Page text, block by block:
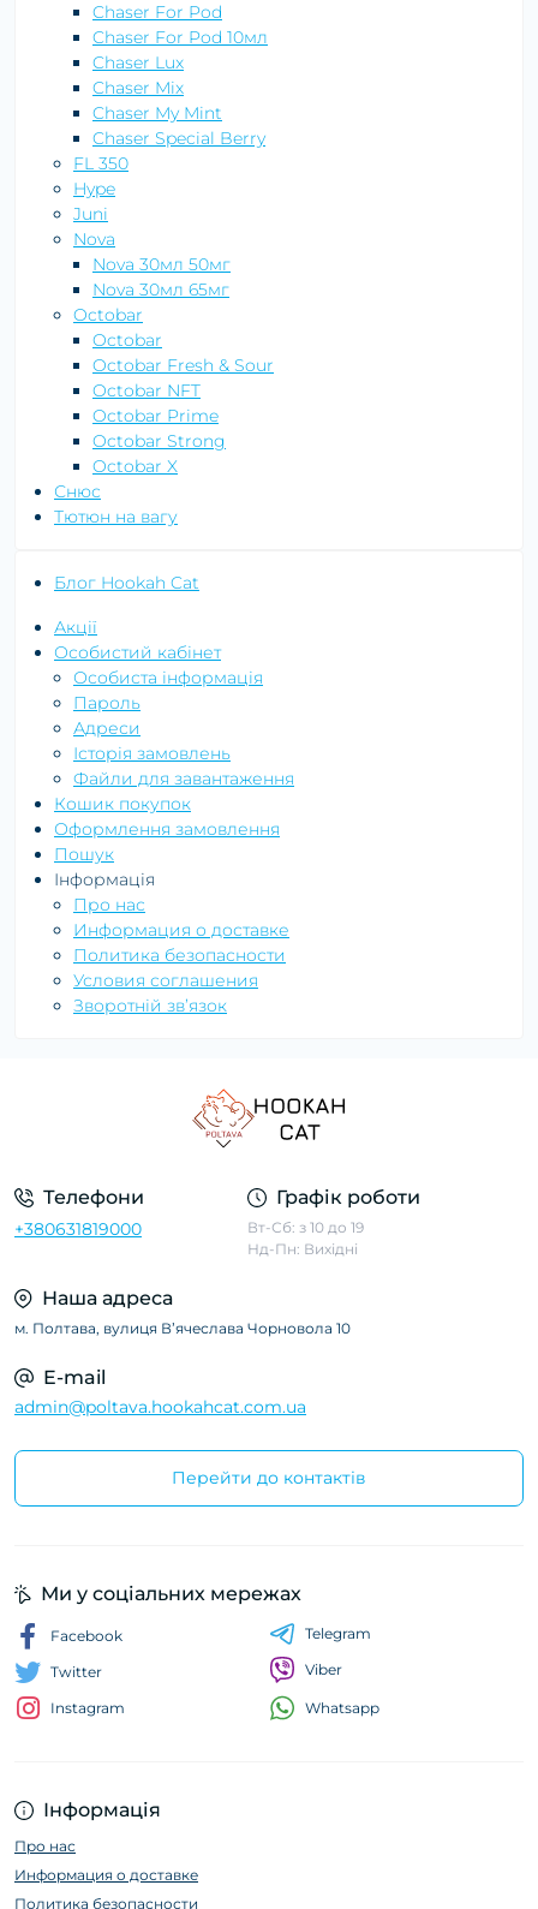
Chaser For Pod
Chaser For Pod 10мл
Chaser Lux
Chaser Mix
Chaser My Mint
Chaser Special Berry
FL 350
Hype
Juni
Nova
Nova 30мл 50мг
Nova 30мл 65мг
Octobar
Octobar
Octobar Fresh & Sour
Octobar NFT
Octobar Prime
Octobar Strong
Octobar X
Снюс
Тютюн на вагу
Блог Hookah Cat
Акції
Особистий кабінет
Особиста інформація
Пароль
Адреси
Історія замовлень
Файли для завантаження
Кошик покупок
Оформлення замовлення
Пошук
Інформація
Про нас
Информация о доставке
Политика безопасности
Условия соглашения
Зворотній зв’язок
Телефони
+380631819000
Графік роботи
Вт-Сб: з 10 до 19
Нд-Пн: Вихідні
Наша адреса
м. Полтава, вулиця Вʼячеслава Чорновола 10
E-mail
admin@poltava.hookahcat.com.ua
Перейти до контактів
Інформація
Про нас
Информация о доставке
Политика безопасности
Ми у соціальних мережах
Facebook
Twitter
Instagram
Telegram
Viber
Whatsapp